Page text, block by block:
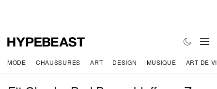
MODE CHAUSSURES ART DESIGN MUSIQUE ART DE